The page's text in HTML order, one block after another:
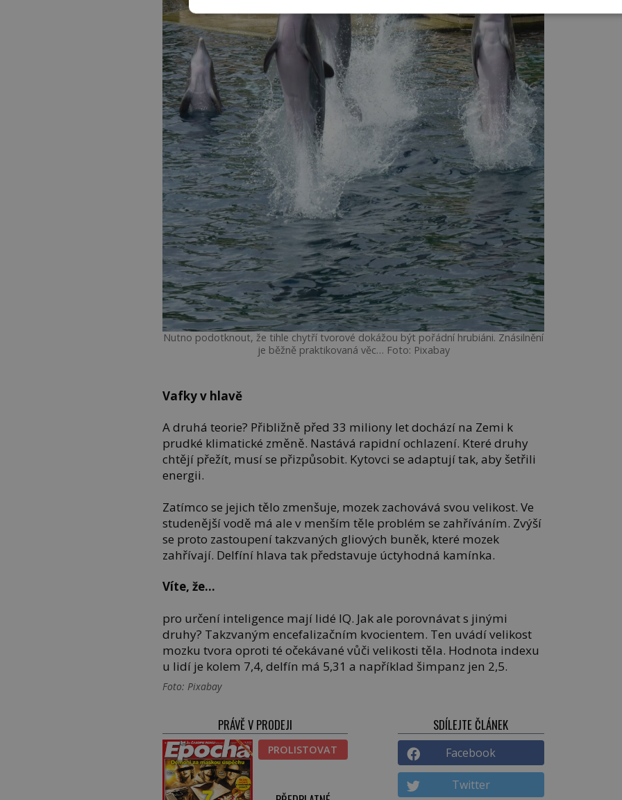
Nutno podotknout, že tihle chytří tvorové dokážou být pořádní hrubiáni. Znásilnění
je běžně praktikovaná věc… Foto: Pixabay
Vafky v hlavě
A druhá teorie? Přibližně před 33 miliony let dochází na Zemi k
prudké klimatické změně. Nastává rapidní ochlazení. Které druhy
chtějí přežít, musí se přizpůsobit. Kytovci se adaptují tak, aby šetřili
energii.
Zatímco se jejich tělo zmenšuje, mozek zachovává svou velikost. Ve
studenější vodě má ale v menším těle problém se zahříváním. Zvýší
se proto zastoupení takzvaných gliových buněk, které mozek
zahřívají. Delfíní hlava tak představuje úctyhodná kamínka.
Víte, že…
pro určení inteligence mají lidé IQ. Jak ale porovnávat s jinými
druhy? Takzvaným encefalizačním kvocientem. Ten uvádí velikost
mozku tvora oproti té očekávané vůči velikosti těla. Hodnota indexu
u lidí je kolem 7,4, delfín má 5,31 a například šimpanz jen 2,5.
Foto: Pixabay
PRÁVĚ V PRODEJI
PROLISTOVAT
SDÍLEJTE ČLÁNEK
Facebook
Twitter